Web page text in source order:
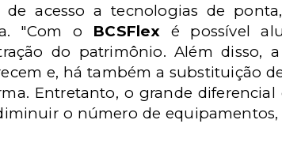
de acesso a tecnologias de
"Com o BCSFlex é possível
do patrimônio. Além disso,
e, há também a substituição
Entretanto, o grande
o número de equipamentos,